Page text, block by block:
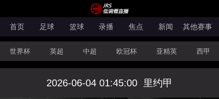
首页 足球 篮球 录播 焦点 新闻 其他赛事
世界杯 英超 中超 欧冠杯 亚精英 西甲
韩K联 法甲 科索沃超 意甲 世亚预 中甲
法罗超 日职联 NBA CBA
2026-06-04 01:45:00 里约甲